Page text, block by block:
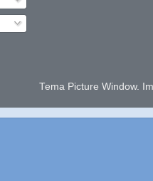
Tema Picture Window.